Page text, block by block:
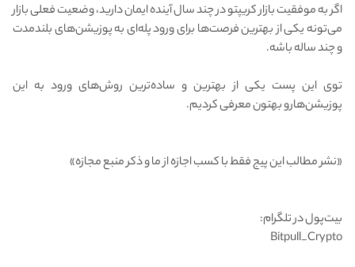
اگر به موفقیت بازار کریپتو در چند سال آینده ایمان دارید، وضعیت فعلی بازار
می‌تونه یکی از بهترین فرصت‌ها برای ورود پله‌ای به پوزیشن‌های بلندمدت
و چند ساله باشه.
توی این پست یکی از بهترین و ساده‌ترین روش‌های ورود به این
پوزیشن‌هارو بهتون معرفی کردیم.
«نشر مطالب این پیج فقط با کسب اجازه از ما و ذکر منبع مجازه» ‌
بیت‌پول در تلگرام:
‌Bitpull_Crypto